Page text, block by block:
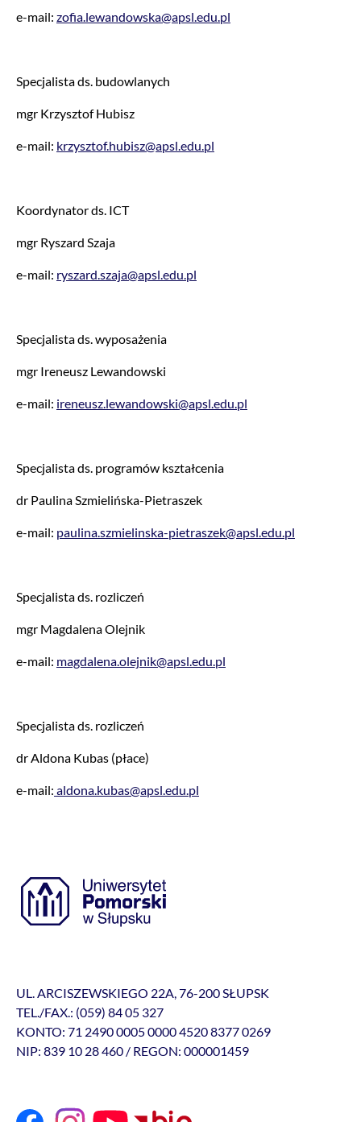
e-mail: zofia.lewandowska@apsl.edu.pl
Specjalista ds. budowlanych
mgr Krzysztof Hubisz
e-mail: krzysztof.hubisz@apsl.edu.pl
Koordynator ds. ICT
mgr Ryszard Szaja
e-mail: ryszard.szaja@apsl.edu.pl
Specjalista ds. wyposażenia
mgr Ireneusz Lewandowski
e-mail: ireneusz.lewandowski@apsl.edu.pl
Specjalista ds. programów kształcenia
dr Paulina Szmielińska-Pietraszek
e-mail: paulina.szmielinska-pietraszek@apsl.edu.pl
Specjalista ds. rozliczeń
mgr Magdalena Olejnik
e-mail: magdalena.olejnik@apsl.edu.pl
Specjalista ds. rozliczeń
dr Aldona Kubas (płace)
e-mail: aldona.kubas@apsl.edu.pl
UL. ARCISZEWSKIEGO 22A, 76-200 SŁUPSK
TEL./FAX.: (059) 84 05 327
KONTO: 71 2490 0005 0000 4520 8377 0269
NIP: 839 10 28 460 / REGON: 000001459